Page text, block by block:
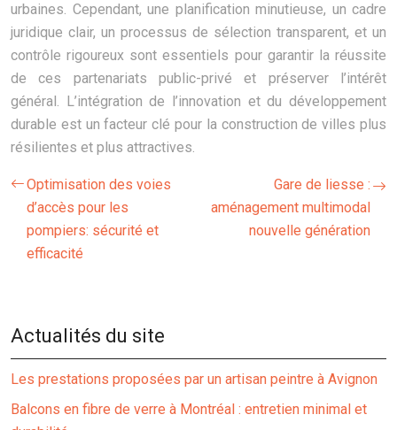
urbaines. Cependant, une planification minutieuse, un cadre
juridique clair, un processus de sélection transparent, et un
contrôle rigoureux sont essentiels pour garantir la réussite
de ces partenariats public-privé et préserver l’intérêt
général. L’intégration de l’innovation et du développement
durable est un facteur clé pour la construction de villes plus
résilientes et plus attractives.
Optimisation des voies
d’accès pour les
pompiers: sécurité et
efficacité
Gare de liesse :
aménagement multimodal
nouvelle génération
Actualités du site
Les prestations proposées par un artisan peintre à Avignon
Balcons en fibre de verre à Montréal : entretien minimal et